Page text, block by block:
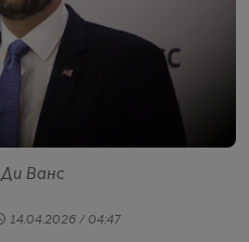
Ванс
14.04.2026 / 04:47